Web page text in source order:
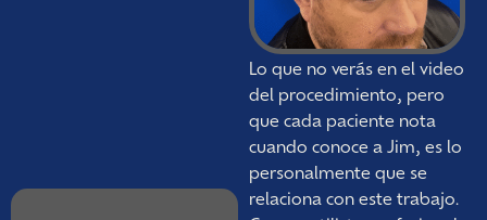
Lo que no verás en el video
del procedimiento, pero
que cada paciente nota
cuando conoce a Jim, es lo
personalmente que se
relaciona con este trabajo.